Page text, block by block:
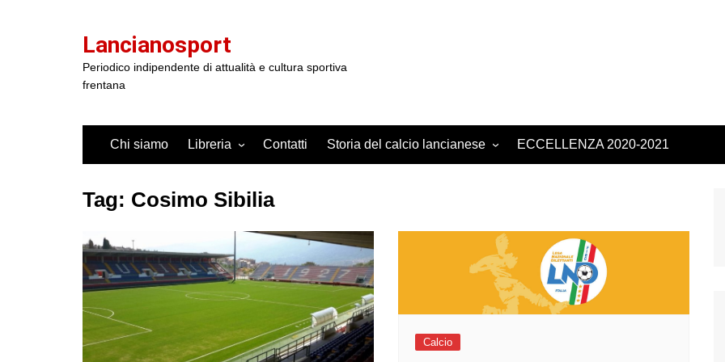
Lancianosport
Periodico indipendente di attualità e cultura sportiva
frentana
Chi siamo Libreria Contatti Storia del calcio lancianese ECCELLENZA 2020-2021
Tag: Cosimo Sibilia
Calcio